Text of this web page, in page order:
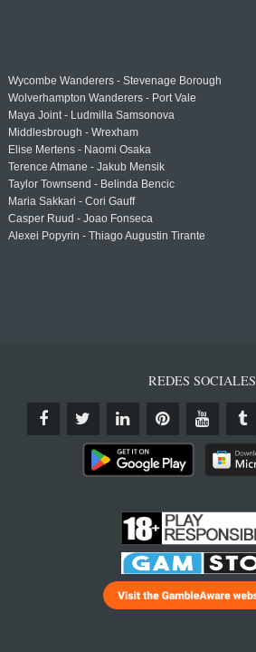
Wycombe Wanderers - Stevenage Borough
Wolverhampton Wanderers - Port Vale
Maya Joint - Ludmilla Samsonova
Middlesbrough - Wrexham
Elise Mertens - Naomi Osaka
Terence Atmane - Jakub Mensik
Taylor Townsend - Belinda Bencic
Maria Sakkari - Cori Gauff
Casper Ruud - Joao Fonseca
Alexei Popyrin - Thiago Augustin Tirante
REDES SOCIALES